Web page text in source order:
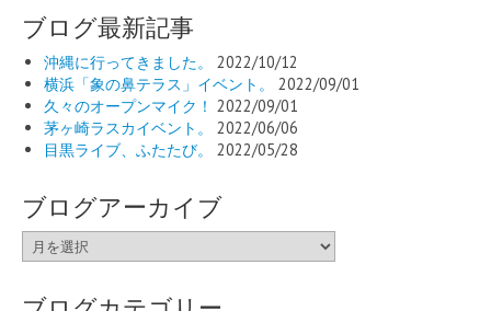
ブログ最新記事
沖縄に行ってきました。
2022/10/12
横浜「象の鼻テラス」イベント。
2022/09/01
久々のオープンマイク！ 2022/09/01
茅ヶ崎ラスカイベント。
2022/06/06
目黒ライブ、ふたたび。
2022/05/28
ブログアーカイブ
ブ
ロ
ア